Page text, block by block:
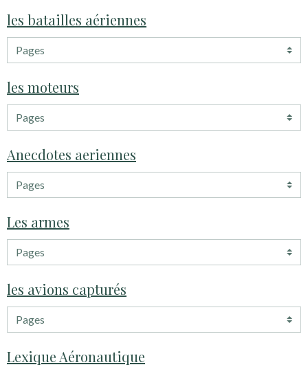
les batailles aériennes
les moteurs
Anecdotes aeriennes
Les armes
les avions capturés
Lexique Aéronautique